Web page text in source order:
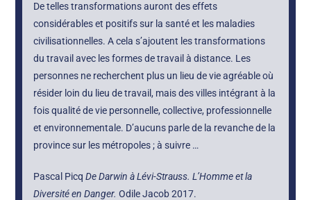
De telles transformations auront des effets
considérables et positifs sur la santé et les maladies
civilisationnelles. A cela s’ajoutent les transformations
du travail avec les formes de travail à distance. Les
personnes ne recherchent plus un lieu de vie agréable où
résider loin du lieu de travail, mais des villes intégrant à la
fois qualité de vie personnelle, collective, professionnelle
et environnementale. D’aucuns parle de la revanche de la
province sur les métropoles ; à suivre …
Pascal PicqDe Darwin à Lévi-Strauss. L’Homme et la
Diversité en Danger. Odile Jacob 2017.